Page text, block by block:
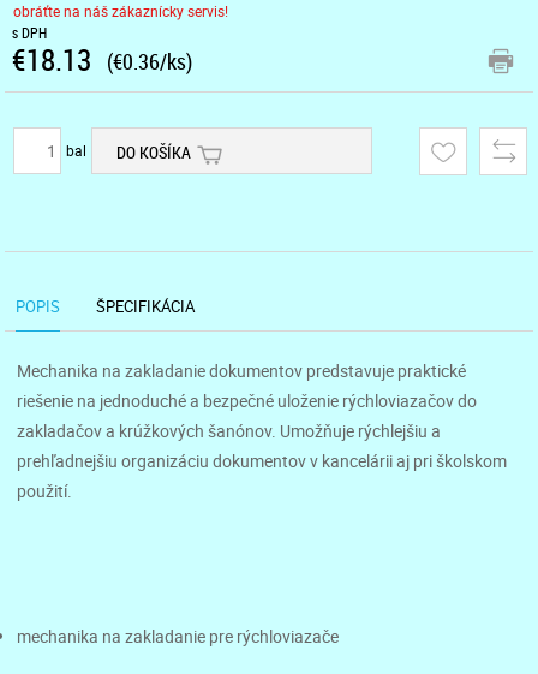
obráťte na náš zákaznícky servis!
s DPH
€18.13 (€0.36/ks)
bal DO KOŠÍKA
POPIS ŠPECIFIKÁCIA
Mechanika na zakladanie dokumentov predstavuje praktické
riešenie na jednoduché a bezpečné uloženie rýchloviazačov do
zakladačov a krúžkových šanónov. Umožňuje rýchlejšiu a
prehľadnejšiu organizáciu dokumentov v kancelárii aj pri školskom
použití.
mechanika na zakladanie pre rýchloviazače